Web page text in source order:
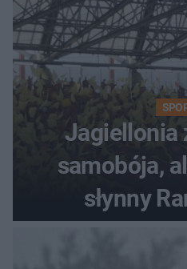
Jagiellonia
samobója,
słynny